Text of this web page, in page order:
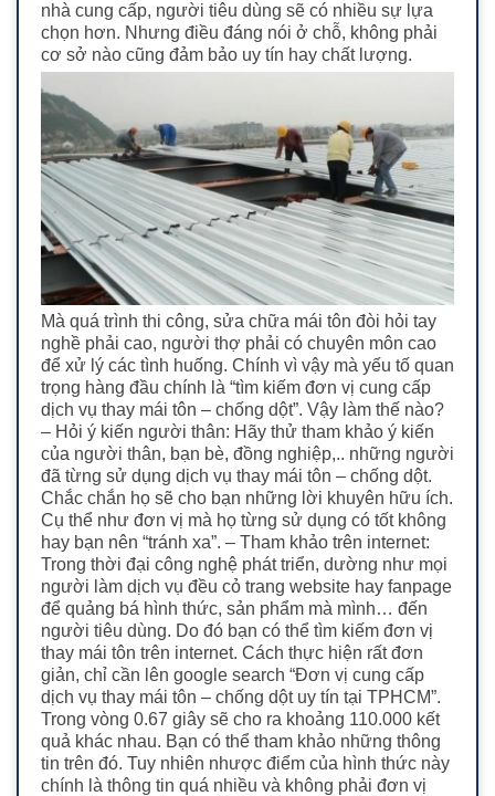
nhà cung cấp, người tiêu dùng sẽ có nhiều sự lựa
chọn hơn. Nhưng điều đáng nói ở chỗ, không phải
cơ sở nào cũng đảm bảo uy tín hay chất lượng.
Mà quá trình thi công, sửa chữa mái tôn đòi hỏi tay
nghề phải cao, người thợ phải có chuyên môn cao
để xử lý các tình huống. Chính vì vậy mà yếu tố quan
trọng hàng đầu chính là “tìm kiếm đơn vị cung cấp
dịch vụ thay mái tôn – chống dột”. Vậy làm thế nào?
– Hỏi ý kiến người thân: Hãy thử tham khảo ý kiến
của người thân, bạn bè, đồng nghiệp,.. những người
đã từng sử dụng dịch vụ thay mái tôn – chống dột.
Chắc chắn họ sẽ cho bạn những lời khuyên hữu ích.
Cụ thể như đơn vị mà họ từng sử dụng có tốt không
hay bạn nên “tránh xa”. – Tham khảo trên internet:
Trong thời đại công nghệ phát triển, dường như mọi
người làm dịch vụ đều cỏ trang website hay fanpage
để quảng bá hình thức, sản phẩm mà mình… đến
người tiêu dùng. Do đó bạn có thể tìm kiếm đơn vị
thay mái tôn trên internet. Cách thực hiện rất đơn
giản, chỉ cần lên google search “Đơn vị cung cấp
dịch vụ thay mái tôn – chống dột uy tín tại TPHCM”.
Trong vòng 0.67 giây sẽ cho ra khoảng 110.000 kết
quả khác nhau. Bạn có thể tham khảo những thông
tin trên đó. Tuy nhiên nhược điểm của hình thức này
chính là thông tin quá nhiều và không phải đơn vị